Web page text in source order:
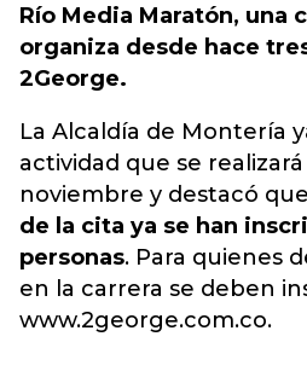
Río Media Maratón, una
organiza desde hace
2George.
La Alcaldía de Montería
actividad que se
noviembre y destacó que
de la cita ya se han
personas. Para quienes
en la carrera se deben
www.2george.com.co.